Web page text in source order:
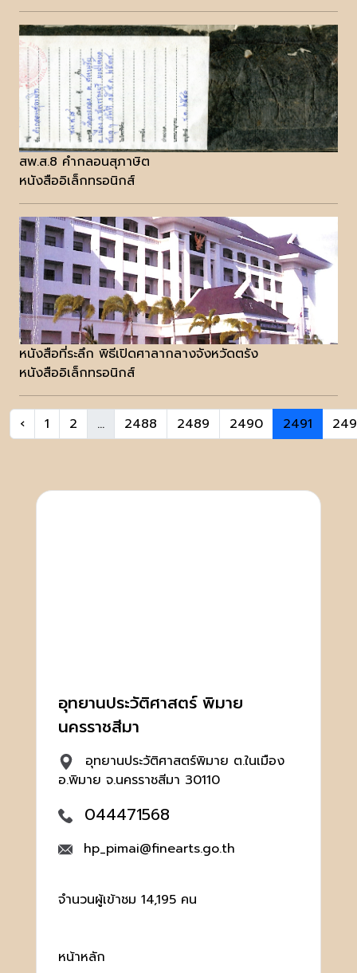
สพ.ส.8 คำกลอนสุภาษิต
หนังสืออิเล็กทรอนิกส์
หนังสือที่ระลึก พิธีเปิดศาลากลางจังหวัดตรัง
หนังสืออิเล็กทรอนิกส์
‹ 1 2 ... 2488 2489 2490 2491
อุทยานประวัติศาสตร์ พิมาย
นครราชสีมา
อุทยานประวัติศาสตร์พิมาย ต.ในเมือง
อ.พิมาย จ.นครราชสีมา 30110
044471568
hp_pimai@finearts.go.th
จำนวนผู้เข้าชม 14,195 คน
หน้าหลัก